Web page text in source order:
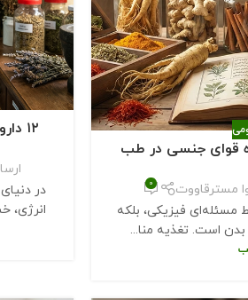
قوای جنسی در طب
مسترقاووت 0
مسئله‌ای فیزیکی، بلکه
بدن است. تغذیه منا...
۱۲
در